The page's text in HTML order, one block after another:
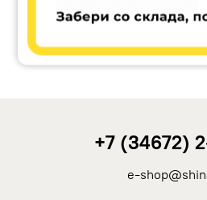
+7 (34672)
e-